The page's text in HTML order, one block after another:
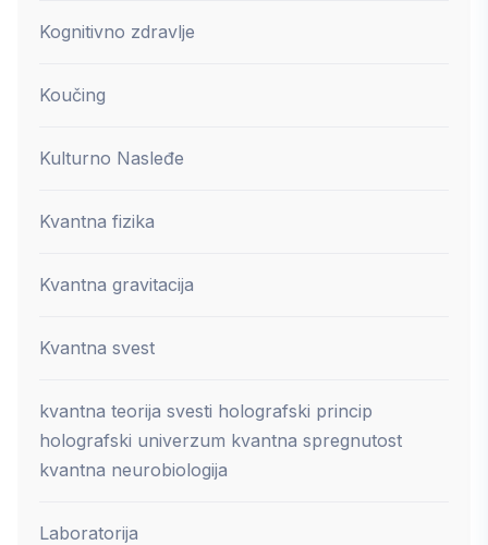
Kognitivno zdravlje
Koučing
Kulturno Nasleđe
Kvantna fizika
Kvantna gravitacija
Kvantna svest
kvantna teorija svesti holografski princip
holografski univerzum kvantna spregnutost
kvantna neurobiologija
Laboratorija